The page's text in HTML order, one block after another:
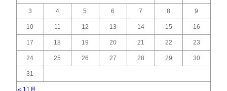
3 4 5 6 7 8 9
10 11 12 13 14 15 16
17 18 19 20 21 22 23
24 25 26 27 28 29 30
31